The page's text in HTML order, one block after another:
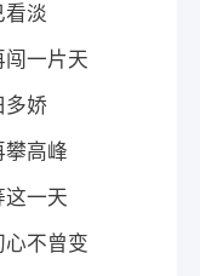
看淡
闯一片天
多娇
攀高峰
这一天
心不曾变